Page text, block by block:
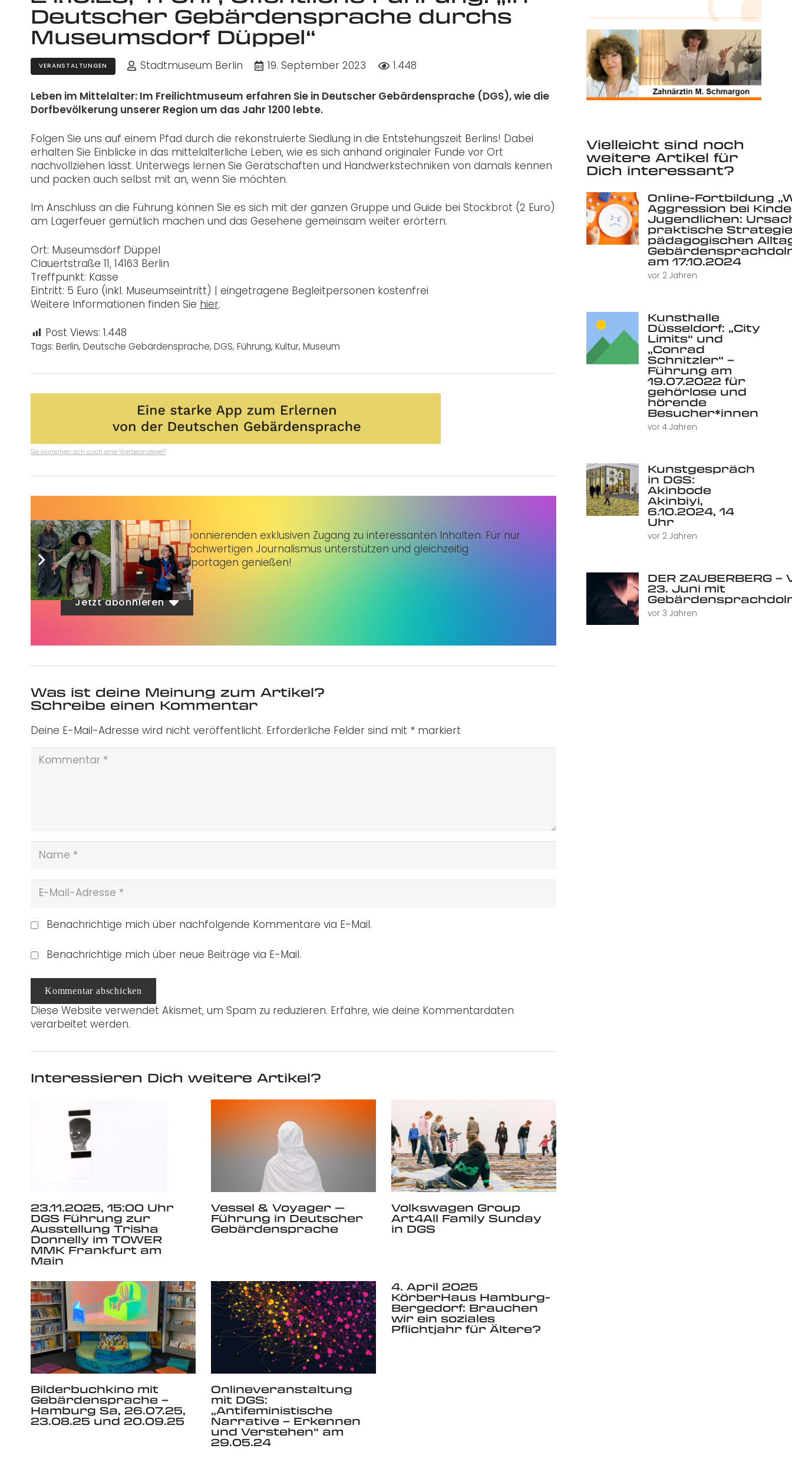
Deutscher Gebärdensprache durchs
Museumsdorf Düppel“
VERANSTALTUNGEN Stadtmuseum Berlin 19. September 2023 1.448
Leben im Mittelalter: Im Freilichtmuseum erfahren Sie in Deutscher Gebärdensprache (DGS), wie die
Dorfbevölkerung unserer Region um das Jahr 1200 lebte.
Folgen Sie uns auf einem Pfad durch die rekonstruierte Siedlung in die Entstehungszeit Berlins! Dabei
erhalten Sie Einblicke in das mittelalterliche Leben, wie es sich anhand originaler Funde vor Ort
nachvollziehen lässt. Unterwegs lernen Sie Gerätschaften und Handwerkstechniken von damals kennen
und packen auch selbst mit an, wenn Sie möchten.
Im Anschluss an die Führung können Sie es sich mit der ganzen Gruppe und Guide bei Stockbrot (2 Euro)
am Lagerfeuer gemütlich machen und das Gesehene gemeinsam weiter erörtern.
Ort: Museumsdorf Düppel
Clauertstraße 11, 14163 Berlin
Treffpunkt: Kasse
Eintritt: 5 Euro (inkl. Museumseintritt) | eingetragene Begleitpersonen kostenfrei
Weitere Informationen finden Sie hier.
Post Views: 1.448
Tags: Berlin, Deutsche Gebärdensprache, DGS, Führung, Kultur, Museum
Sie wünschen sich auch eine Werbeanzeige?
Taubenschlag+bietet Abonnierenden exklusiven Zugang zu interessanten Inhalten. Für nur
3 € im Monat kannst du hochwertigen Journalismus unterstützen und gleichzeitig
erstklassige Artikel und Reportagen genießen!
Jetzt abonnieren
Was ist deine Meinung zum Artikel?
Schreibe einen Kommentar
Deine E-Mail-Adresse wird nicht veröffentlicht. Erforderliche Felder sind mit * markiert
Benachrichtige mich über nachfolgende Kommentare via E-Mail.
Benachrichtige mich über neue Beiträge via E-Mail.
Kommentar abschicken
Diese Website verwendet Akismet, um Spam zu reduzieren. Erfahre, wie deine Kommentardaten
verarbeitet werden.
Interessieren Dich weitere Artikel?
23.11.2025, 15:00 Uhr
DGS Führung zur
Ausstellung Trisha
Donnelly im TOWER
MMK Frankfurt am
Main
Vessel & Voyager —
Führung in Deutscher
Gebärdensprache
Volkswagen Group
Art4All Family Sunday
in DGS
Bilderbuchkino mit
Gebärdensprache –
Hamburg Sa, 26.07.25,
23.08.25 und 20.09.25
Onlineveranstaltung
mit DGS:
„Antifeministische
Narrative – Erkennen
und Verstehen“ am
29.05.24
4. April 2025
KörberHaus Hamburg-
Bergedorf: Brauchen
wir ein soziales
Pflichtjahr für Ältere?
Vielleicht sind noch
weitere Artikel für
Dich interessant?
Online-Fortbildung
Aggression bei
Jugendlichen:
praktische
pädagogischen
am 17.10.2024
vor 2 Jahren
Kunsthalle
Düsseldorf: „City
Limits“ und
„Conrad
Schnitzler“ –
Führung am
19.07.2022 für
gehörlose und
hörende
Besucher*innen
vor 4 Jahren
Kunstgespräch
in DGS:
Akinbode
Akinbiyi,
6.10.2024, 14
Uhr
vor 2 Jahren
DER ZAUBERBERG
23. Juni mit
vor 3 Jahren